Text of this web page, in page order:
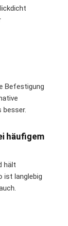
Befestigung
besser.
häufigem
hält
ist langlebig